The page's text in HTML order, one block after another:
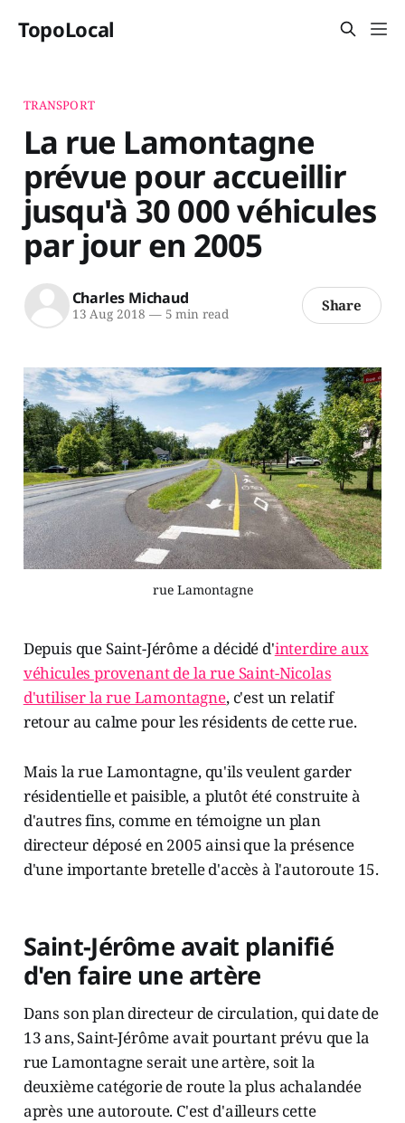
TopoLocal
TRANSPORT
La rue Lamontagne
prévue pour accueillir
jusqu'à 30 000 véhicules
par jour en 2005
Charles Michaud
13 Aug 2018 —5 min read Share
rue Lamontagne
Depuis que Saint-Jérôme a décidé d'interdire aux
véhicules provenant de la rue Saint-Nicolas
d'utiliser la rue Lamontagne, c'est un relatif
retour au calme pour les résidents de cette rue.
Mais la rue Lamontagne, qu'ils veulent garder
résidentielle et paisible, a plutôt été construite à
d'autres fins, comme en témoigne un plan
directeur déposé en 2005 ainsi que la présence
d'une importante bretelle d'accès à l'autoroute 15.
Saint-Jérôme avait planifié
d'en faire une artère
Dans son plan directeur de circulation, qui date de
13 ans, Saint-Jérôme avait pourtant prévu que la
rue Lamontagne serait une artère, soit la
deuxième catégorie de route la plus achalandée
après une autoroute. C'est d'ailleurs cette